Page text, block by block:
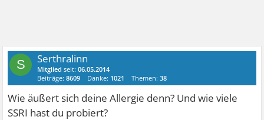
S Serthralinn
Mitglied seit:06.05.2014
Beiträge:8609 Danke: 1021 Themen:38
Wie äußert sich deine Allergie denn? Und wie viele
SSRI hast du probiert?